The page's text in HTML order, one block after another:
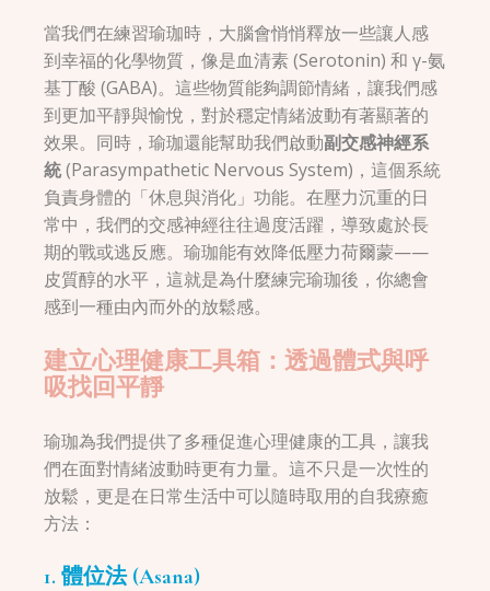
當我們在練習瑜珈時，大腦會悄悄釋放一些讓人感
到幸福的化學物質，像是血清素 (Serotonin) 和 γ-氨
基丁酸 (GABA)。這些物質能夠調節情緒，讓我們感
到更加平靜與愉悅，對於穩定情緒波動有著顯著的
效果。同時，瑜珈還能幫助我們啟動副交感神經系
統(Parasympathetic Nervous System)，這個系統
負責身體的「休息與消化」功能。在壓力沉重的日
常中，我們的交感神經往往過度活躍，導致處於長
期的戰或逃反應。瑜珈能有效降低壓力荷爾蒙——
皮質醇的水平，這就是為什麼練完瑜珈後，你總會
感到一種由內而外的放鬆感。
建立心理健康工具箱：透過體式與呼
吸找回平靜
瑜珈為我們提供了多種促進心理健康的工具，讓我
們在面對情緒波動時更有力量。這不只是一次性的
放鬆，更是在日常生活中可以隨時取用的自我療癒
方法：
1. 體位法 (Asana)